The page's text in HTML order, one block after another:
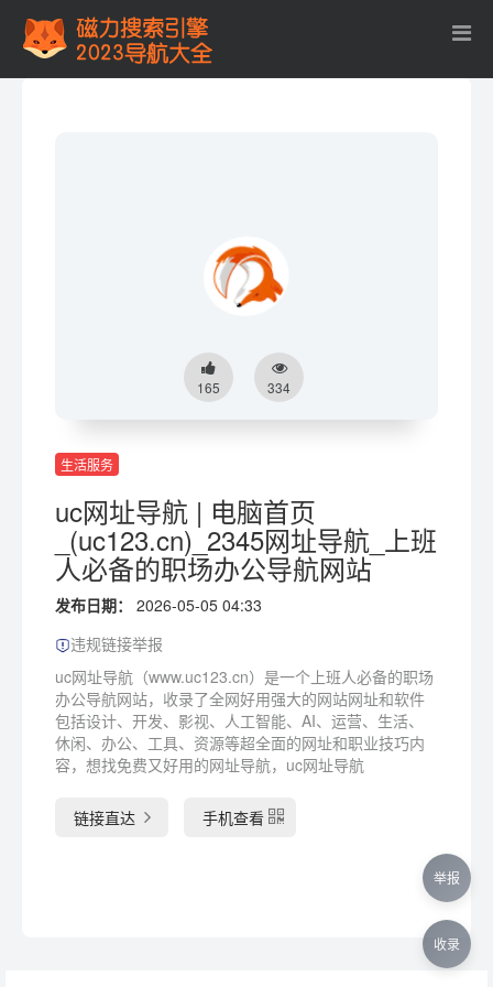
165 334
生活服务
uc网址导航 | 电脑首页
_(uc123.cn)_2345网址导航_上班
人必备的职场办公导航网站
发布日期：
2026-05-05 04:33
违规链接举报
uc网址导航（www.uc123.cn）是一个上班人必备的职场
办公导航网站，收录了全网好用强大的网站网址和软件
包括设计、开发、影视、人工智能、AI、运营、生活、
休闲、办公、工具、资源等超全面的网址和职业技巧内
容，想找免费又好用的网址导航，uc网址导航
链接直达 手机查看
举报
收录